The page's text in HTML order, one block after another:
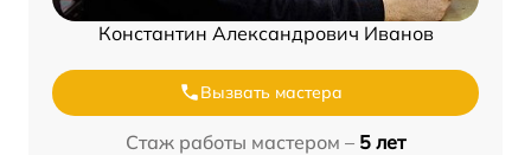
Константин Александрович Иванов
Вызвать мастера
Стаж работы мастером – 5 лет